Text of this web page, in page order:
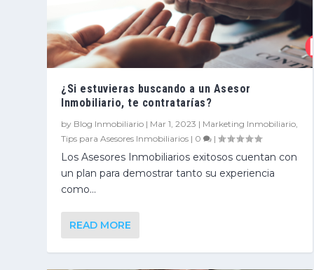
¿Si estuvieras buscando a un Asesor
Inmobiliario, te contratarías?
by Blog Inmobiliario | Mar 1, 2023 | Marketing Inmobiliario
Tips para Asesores Inmobiliarios | 0 |
Los Asesores Inmobiliarios exitosos cuentan con
un plan para demostrar tanto su experiencia
como...
READ MORE